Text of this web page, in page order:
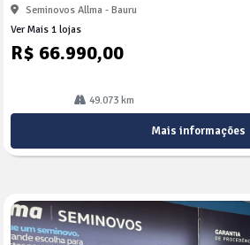
Seminovos Allma - Bauru
Ver Mais 1 lojas
R$ 66.990,00
49.073 km
Mais informações